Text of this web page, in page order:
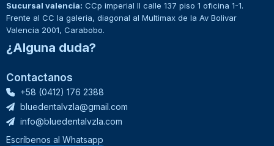
Sucursal valencia: CCp imperial II calle 137 piso 1 oficina 1-1.
Frente al CC la galeria, diagonal al Multimax de la Av Bolivar
Valencia 2001, Carabobo.
¿Alguna duda?
Contactanos
+58 (0412) 176 2388
bluedentalvzla@gmail.com
info@bluedentalvzla.com
Escríbenos al Whatsapp